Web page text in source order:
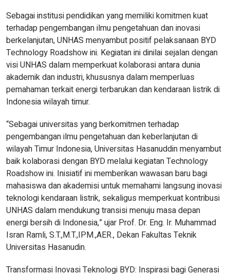
Sebagai institusi pendidikan yang memiliki komitmen kuat
terhadap pengembangan ilmu pengetahuan dan inovasi
berkelanjutan, UNHAS menyambut positif pelaksanaan BYD
Technology Roadshow ini. Kegiatan ini dinilai sejalan dengan
visi UNHAS dalam memperkuat kolaborasi antara dunia
akademik dan industri, khususnya dalam memperluas
pemahaman terkait energi terbarukan dan kendaraan listrik di
Indonesia wilayah timur.
“Sebagai universitas yang berkomitmen terhadap
pengembangan ilmu pengetahuan dan keberlanjutan di
wilayah Timur Indonesia, Universitas Hasanuddin menyambut
baik kolaborasi dengan BYD melalui kegiatan Technology
Roadshow ini. Inisiatif ini memberikan wawasan baru bagi
mahasiswa dan akademisi untuk memahami langsung inovasi
teknologi kendaraan listrik, sekaligus memperkuat kontribusi
UNHAS dalam mendukung transisi menuju masa depan
energi bersih di Indonesia,” ujar Prof. Dr. Eng. Ir. Muhammad
Isran Ramli, S.T.,M.T.,IPM.,AER., Dekan Fakultas Teknik
Universitas Hasanudin.
Transformasi Inovasi Teknologi BYD: Inspirasi bagi Generasi